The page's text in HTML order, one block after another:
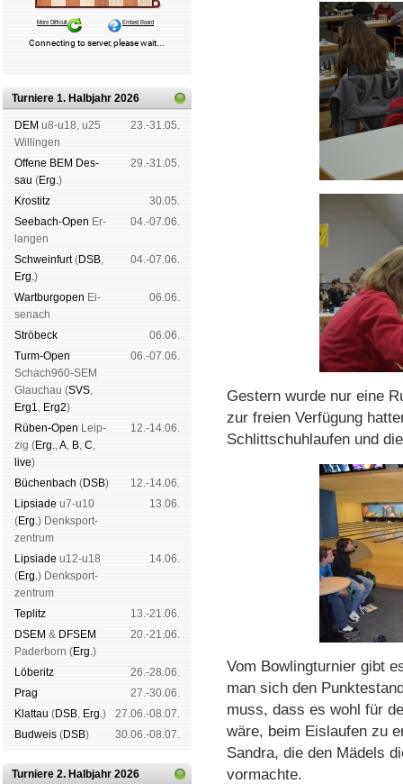
Turniere 1. Halbjahr 2026
DEM u8-u18, u25
Wil­lin­gen
23.-31.05.
Offene BEM Des­
sau (Erg.)
29.-31.05.
Kros­titz
30.05.
See­bach-Open Er­
lan­gen
04.-07.06.
Schwein­furt(DSB,
Erg.)
04.-07.06.
Wart­burg­open Ei­
se­nach
06.06.
Strö­beck
06.06.
Turm-Open
Schach960-SEM
Glau­chau (SVS,
Erg1, Erg2)
06.-07.06.
Rüben-Open Leip­
zig (Erg.,A, B, C,
live)
12.-14.06.
Büchen­bach (DSB)
12.-14.06.
Lipsiade u7-u10
(Erg.) Denk­sport­
zen­trum
13.06.
Lipsiade u12-u18
(Erg.) Denk­sport­
zen­trum
14.06.
Tep­litz
13.-21.06.
DSEM & DFSEM
Pader­born (Erg.)
20.-21.06.
Lö­be­ritz
26.-28.06.
Prag
27.-30.06.
Klat­tau (DSB, Erg.)
27.06.-08.07.
Bud­weis (DSB) 30.06.-08.07.
Turniere 2. Halbjahr 2026
Gestern wurde nur eine
zur freien Verfügung
Schlittschuhlaufen und
Vom Bowlingturnier gibt
man sich den
muss, dass es wohl für
wäre, beim Eislaufen zu
Sandra, die den Mädels
vormachte.